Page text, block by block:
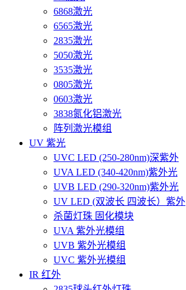
6868激光
6565激光
2835激光
5050激光
3535激光
0805激光
0603激光
3838氮化铝激光
阵列激光模组
UV 紫光
UVC LED (250-280nm)深紫外
UVA LED (340-420nm)紫外光
UVB LED (290-320nm)紫外光
UV LED (双波长 四波长）紫外
杀菌灯珠 固化模块
UVA 紫外光模组
UVB 紫外光模组
UVC 紫外光模组
IR 红外